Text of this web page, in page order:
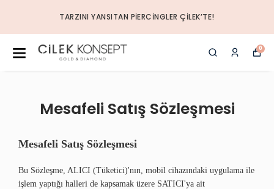
TARZINI YANSITAN PIERCINGLER ÇILEK’TE!
0
Mesafeli Satış Sözleşmesi
Mesafeli Satış Sözleşmesi
Bu Sözleşme, ALICI (Tüketici)'nın, mobil cihazındaki uygulama ile
işlem yaptığı halleri de kapsamak üzere SATICI'ya ait